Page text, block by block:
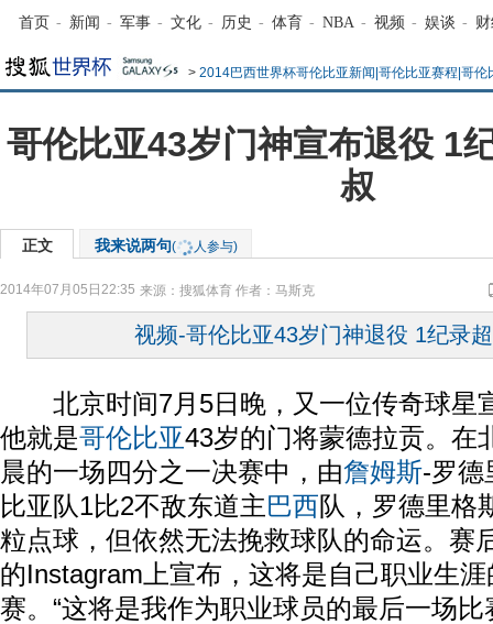
首页 - 新闻 - 军事 - 文化 - 历史 - 体育 - NBA - 视频 - 娱谈 -
> 2014巴西世界杯哥伦比亚新闻|哥伦比亚赛程|哥伦
哥伦比亚43岁门神宣布退役 1
叔
正文 我来说两句( 人参与)
2014年07月05日22:35 来源： 搜狐体育 作者：马斯克
视频-哥伦比亚43岁门神退役 1纪录
北京时间7月5日晚，又一位传奇球星
他就是哥伦比亚43岁的门将蒙德拉贡。在
晨的一场四分之一决赛中，由詹姆斯-罗德
比亚队1比2不敌东道主巴西队，罗德里格
粒点球，但依然无法挽救球队的命运。赛
的Instagram上宣布，这将是自己职业生
赛。“这将是我作为职业球员的最后一场